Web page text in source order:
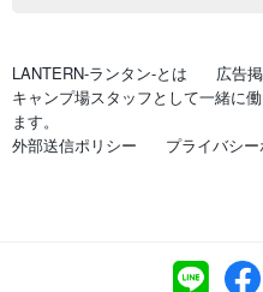
LANTERN-ランタン-とは
広告
キャンプ場スタッフとして一緒に
ます。
外部送信ポリシー
プライバシ